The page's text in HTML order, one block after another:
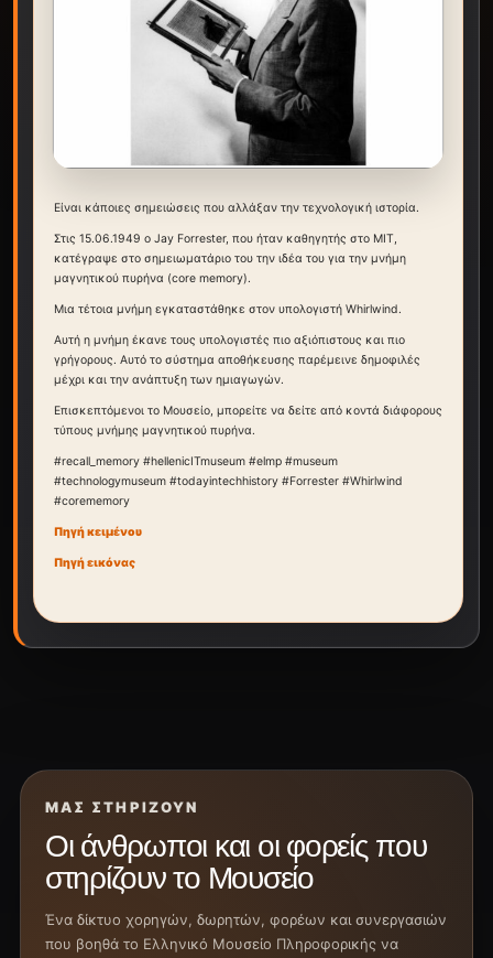
Είναι κάποιες σημειώσεις που αλλάξαν την τεχνολογική ιστορία.
Στις 15.06.1949 ο Jay Forrester, που ήταν καθηγητής στο MIT,
κατέγραψε στο σημειωματάριο του την ιδέα του για την μνήμη
μαγνητικού πυρήνα (core memory).
Μια τέτοια μνήμη εγκαταστάθηκε στον υπολογιστή Whirlwind.
Αυτή η μνήμη έκανε τους υπολογιστές πιο αξιόπιστους και πιο
γρήγορους. Αυτό το σύστημα αποθήκευσης παρέμεινε δημοφιλές
μέχρι και την ανάπτυξη των ημιαγωγών.
Επισκεπτόμενοι το Μουσείο, μπορείτε να δείτε από κοντά διάφορους
τύπους μνήμης μαγνητικού πυρήνα.
#recall_memory #hellenicITmuseum #elmp #museum
#technologymuseum #todayintechhistory #Forrester #Whirlwind
#corememory
Πηγή κειμένου
Πηγή εικόνας
ΜΑΣ ΣΤΗΡΊΖΟΥΝ
Οι άνθρωποι και οι φορείς που
στηρίζουν το Μουσείο
Ένα δίκτυο χορηγών, δωρητών, φορέων και συνεργασιών
που βοηθά το Ελληνικό Μουσείο Πληροφορικής να